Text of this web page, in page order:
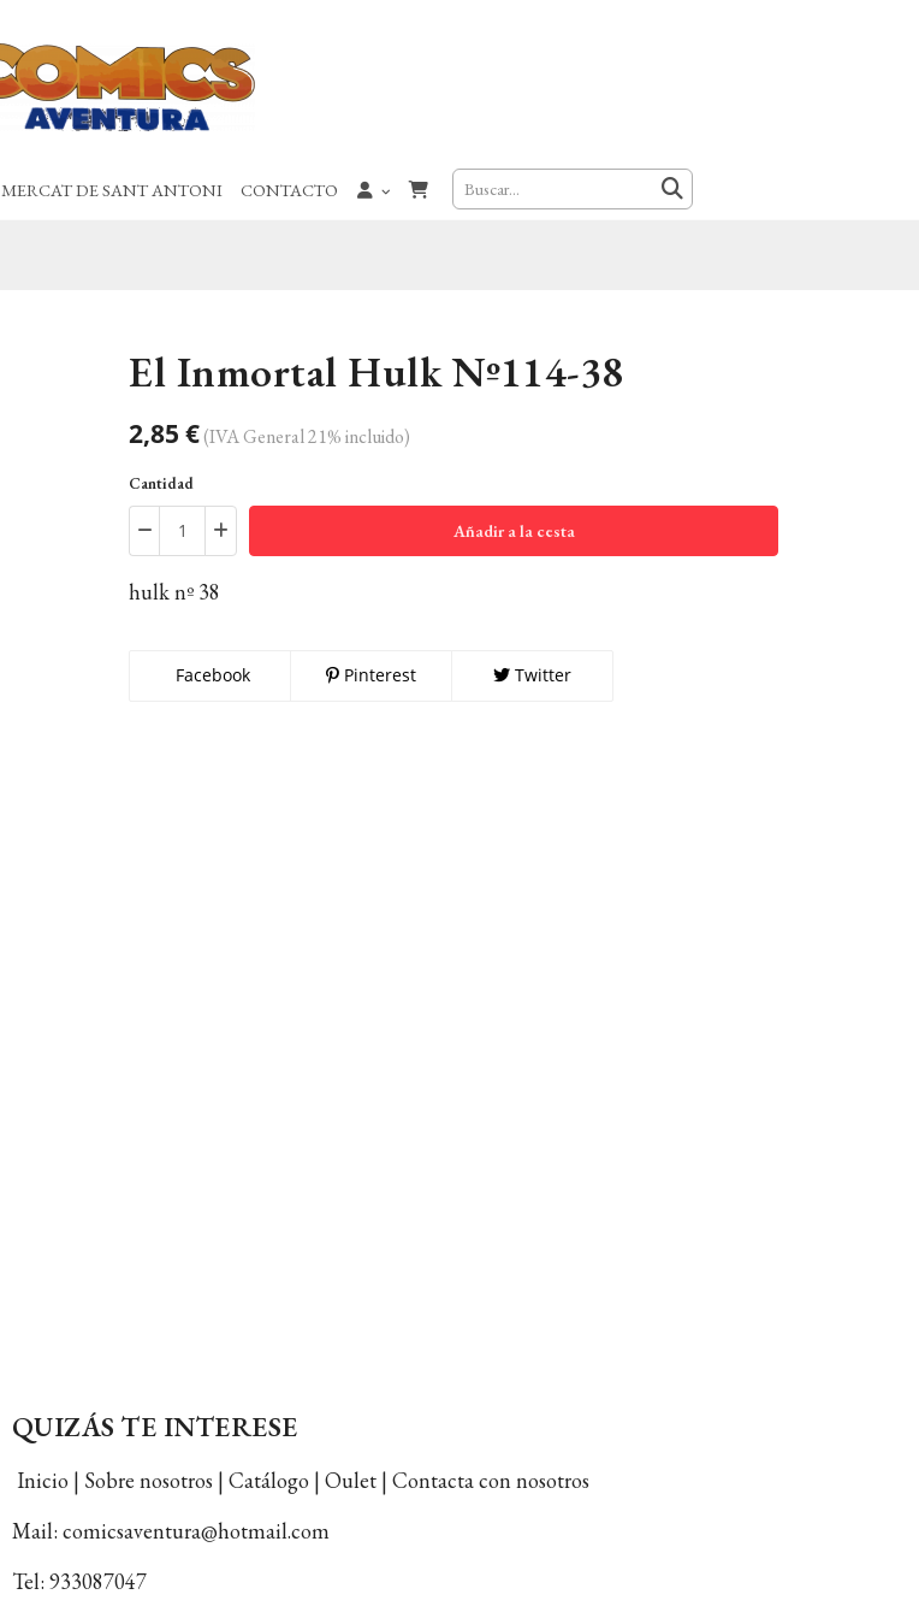
MERCAT DE SANT ANTONI CONTACTO
El Inmortal Hulk Nº114-38
2,85 €(IVA General 21% incluido)
Cantidad
Añadir a la cesta
hulk nº 38
Facebook Pinterest Twitter
QUIZÁS TE INTERESE
Inicio | Sobre nosotros | Catálogo | Oulet | Contacta con nosotros
Mail: comicsaventura@hotmail.com
Tel: 933087047